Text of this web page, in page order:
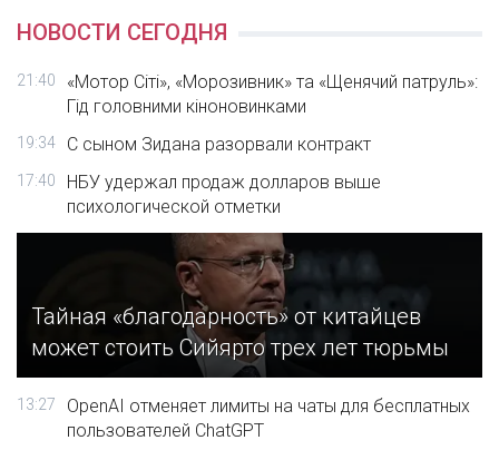
НОВОСТИ СЕГОДНЯ
21:40
«Мотор Сіті», «Морозивник» та «Щенячий патруль»:
Гід головними кіноновинками
19:34 С сыном Зидана разорвали контракт
17:40
НБУ удержал продаж долларов выше
психологической отметки
Тайная «благодарность» от китайцев
может стоить Сийярто трех лет тюрьмы
13:27
OpenAI отменяет лимиты на чаты для бесплатных
пользователей ChatGPT